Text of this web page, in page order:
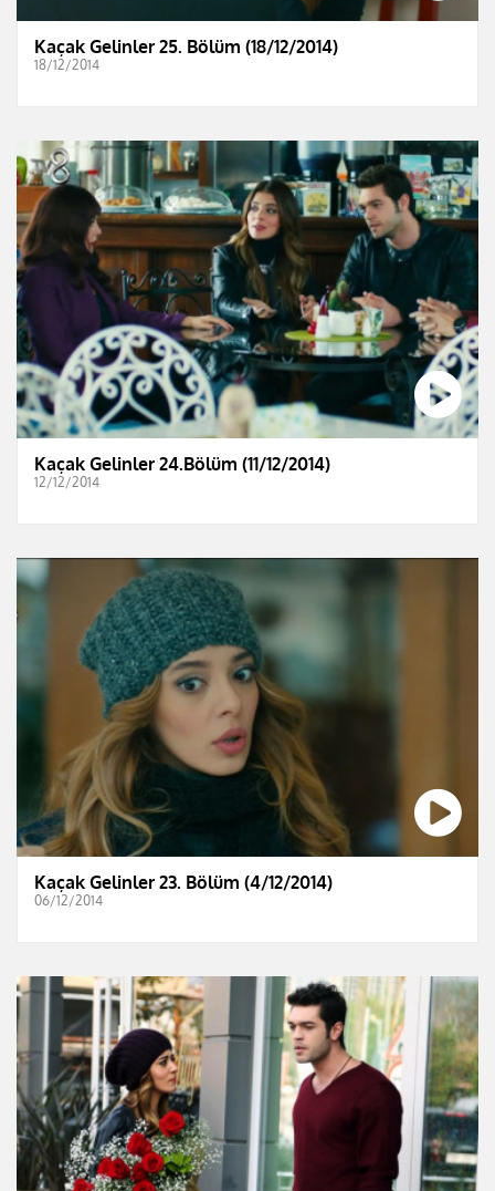
Kaçak Gelinler 25. Bölüm (18/12/2014)
18/12/2014
Kaçak Gelinler 24.Bölüm (11/12/2014)
12/12/2014
Kaçak Gelinler 23. Bölüm (4/12/2014)
06/12/2014